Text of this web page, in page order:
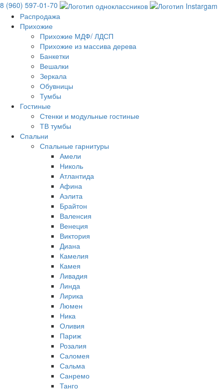
8 (960) 597-01-70
Распродажа
Прихожие
Прихожие МДФ/ ЛДСП
Прихожие из массива дерева
Банкетки
Вешалки
Зеркала
Обувницы
Тумбы
Гостиные
Стенки и модульные гостиные
ТВ тумбы
Спальни
Спальные гарнитуры
Амели
Николь
Атлантида
Афина
Аэлита
Брайтон
Валенсия
Венеция
Виктория
Диана
Камелия
Камея
Ливадия
Линда
Лирика
Люмен
Ника
Оливия
Париж
Розалия
Саломея
Сальма
Санремо
Танго